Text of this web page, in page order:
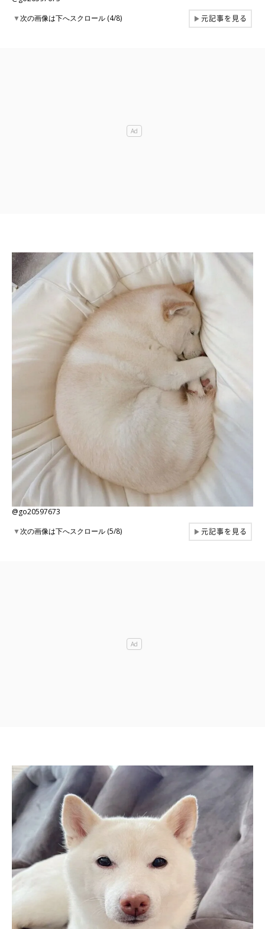
▼次の画像は下へスクロール (4/8) ▶元記事を見る
@go20597673
▼次の画像は下へスクロール (5/8) ▶元記事を見る